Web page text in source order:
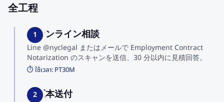
全工程
1
1. オンライン相談
Line @nyclegal またはメールで Employment Contract
Notarization のスキャンを送信、30 分以内に見積回答。
⏱️ ใช้เวลา: PT30M
2
2. 原本送付